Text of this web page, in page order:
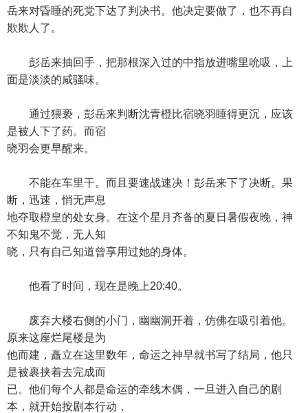
岳来对昏睡的死党下达了判决书。他决定要做了，也不再自
欺欺人了。
彭岳来抽回手，把那根深入过的中指放进嘴里吮吸，上
面是淡淡的咸骚味。
通过猥亵，彭岳来判断沈青橙比宿晓羽睡得更沉，应该
是被人下了药。而宿
晓羽会更早醒来。
不能在车里干。而且要速战速决！彭岳来下了决断。果
断，迅速，悄无声息
地夺取橙皇的处女身。在这个星月齐备的夏日暑假夜晚，神
不知鬼不觉，无人知
晓，只有自己知道曾享用过她的身体。
他看了时间，现在是晚上20:40。
废弃大楼右侧的小门，幽幽洞开着，仿佛在吸引着他。
原来这座烂尾楼是为
他而建，矗立在这里数年，命运之神早就书写了结局，他只
是被裹挟着去完成而
已。他们每个人都是命运的牵线木偶，一旦进入自己的剧
本，就开始按剧本行动，